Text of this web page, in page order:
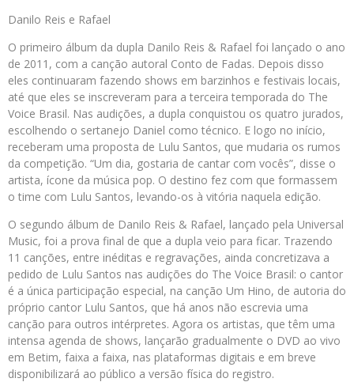
Danilo Reis e Rafael
O primeiro álbum da dupla Danilo Reis & Rafael foi lançado o ano
de 2011, com a canção autoral Conto de Fadas. Depois disso
eles continuaram fazendo shows em barzinhos e festivais locais,
até que eles se inscreveram para a terceira temporada do The
Voice Brasil. Nas audições, a dupla conquistou os quatro jurados,
escolhendo o sertanejo Daniel como técnico. E logo no início,
receberam uma proposta de Lulu Santos, que mudaria os rumos
da competição. “Um dia, gostaria de cantar com vocês”, disse o
artista, ícone da música pop. O destino fez com que formassem
o time com Lulu Santos, levando-os à vitória naquela edição.
O segundo álbum de Danilo Reis & Rafael, lançado pela Universal
Music, foi a prova final de que a dupla veio para ficar. Trazendo
11 canções, entre inéditas e regravações, ainda concretizava a
pedido de Lulu Santos nas audições do The Voice Brasil: o cantor
é a única participação especial, na canção Um Hino, de autoria do
próprio cantor Lulu Santos, que há anos não escrevia uma
canção para outros intérpretes. Agora os artistas, que têm uma
intensa agenda de shows, lançarão gradualmente o DVD ao vivo
em Betim, faixa a faixa, nas plataformas digitais e em breve
disponibilizará ao público a versão física do registro.